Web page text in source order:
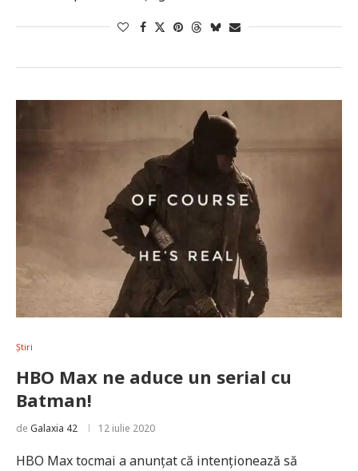
Știri
HBO Max ne aduce un serial cu
Batman!
de Galaxia 42 12 iulie 2020
HBO Max tocmai a anunțat că intenționează să